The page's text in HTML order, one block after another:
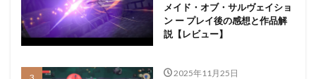
メイド・オブ・サルヴェイショ
ン ー プレイ後の感想と作品解
説【レビュー】
2025年11月25日